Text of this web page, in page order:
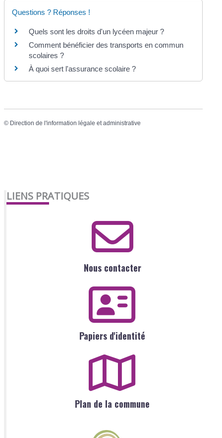
Questions ? Réponses !
Quels sont les droits d'un lycéen majeur ?
Comment bénéficier des transports en commun
scolaires ?
À quoi sert l'assurance scolaire ?
© Direction de l'information légale et administrative
LIENS PRATIQUES
Nous contacter
Papiers d'identité
Plan de la commune